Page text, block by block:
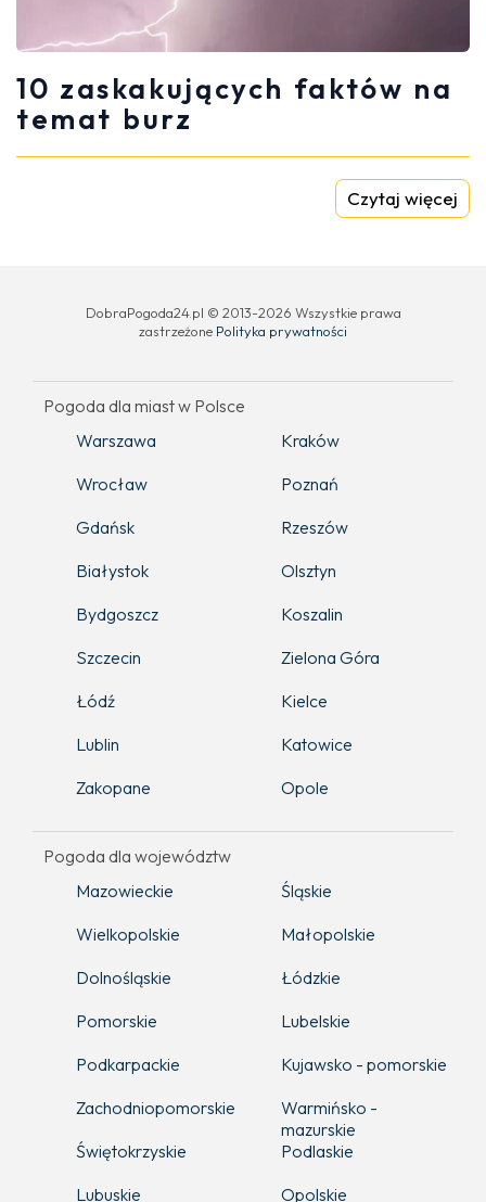
10 zaskakujących faktów na
temat burz
Czytaj więcej
DobraPogoda24.pl © 2013-2026 Wszystkie prawa
zastrzeżone Polityka prywatności
Pogoda dla miast w Polsce
Warszawa
Kraków
Wrocław
Poznań
Gdańsk
Rzeszów
Białystok
Olsztyn
Bydgoszcz
Koszalin
Szczecin
Zielona Góra
Łódź
Kielce
Lublin
Katowice
Zakopane
Opole
Pogoda dla województw
Mazowieckie
Śląskie
Wielkopolskie
Małopolskie
Dolnośląskie
Łódzkie
Pomorskie
Lubelskie
Podkarpackie
Kujawsko - pomorskie
Zachodniopomorskie
Warmińsko -
mazurskie
Świętokrzyskie
Podlaskie
Lubuskie
Opolskie